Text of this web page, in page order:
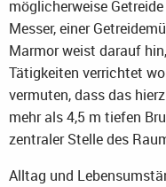
möglicherweise
Messer, einer
Marmor weist darauf
Tätigkeiten verrichtet
vermuten, dass das
mehr als 4,5 m tiefen
zentraler Stelle des
Alltag und